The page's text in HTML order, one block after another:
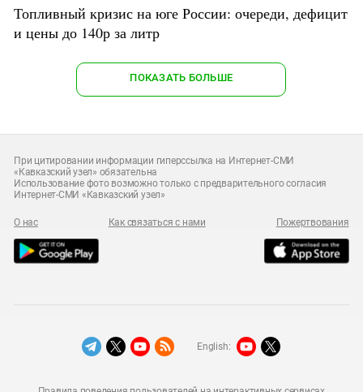
Топливный кризис на юге России: очереди, дефицит
и цены до 140р за литр
ПОКАЗАТЬ БОЛЬШЕ
При цитировании информации гиперссылка на Интернет-СМИ
«Кавказский узел» обязательна
Использование фото возможно только с предварительного согласия
Интернет-СМИ «Кавказский узел»
О нас Как связаться с нами Пожертвования
English: